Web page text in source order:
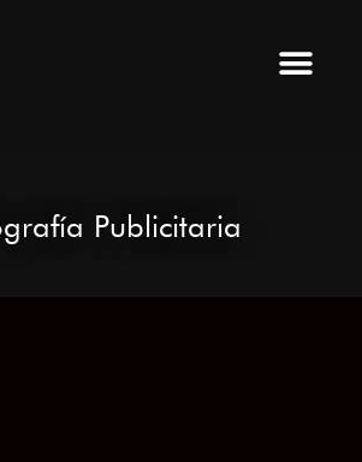
Publicitaria